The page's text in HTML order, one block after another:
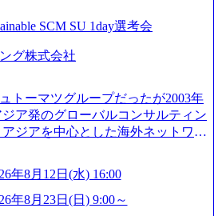
、多様なスキルを1社で身に着ける
用を内包かする「オールインハウ
カウトや社内公募制度を用いて主
b849-1cd107c4f488_1200x698.web
内装8億円超のかっこいいオフィ
るランキング、新卒注目ランキン
高く、赤字事業でも投資して長期
れる環境 対面でのコミュニケーシ
ため出社勤務。1日の労働時間平均
盛んに行う 採用資料 (https://www.ac
女性の活躍につ
brochure.pdf#zoom=50) 社員発信
www.accenture.com/jp-ja/blogs/japan-
る「105点経営」 (https://business.ni
021600008/) 規模拡大で成功する理
身者などマーケティングのトップ人
markezine.jp/article/detail/45446) エン
トへ。会社に入って、何が変わっ
SCM SU 1day選考会
グ株式会社
トーマツグループだったが2003年
ア発のグローバルコンサルティン
ジアを中心とした海外ネットワー
総合コンサルティングファーム
』をブランドメッセージに掲げ、
て社会や産業の課題を解決し、未
年8月12日(水) 16:00
年8月23日(日) 9:00～